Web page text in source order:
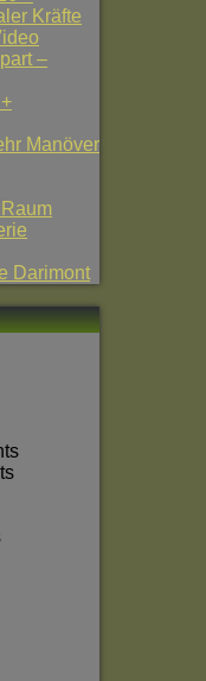
Kräfte
–
Manöver
Darimont